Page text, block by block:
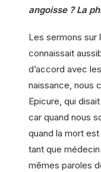
angoisse ? La
Les sermons sur
connaissait
d’accord avec
naissance, nous
Epicure, qui
car quand nous
quand la mort est
tant que
mêmes paroles